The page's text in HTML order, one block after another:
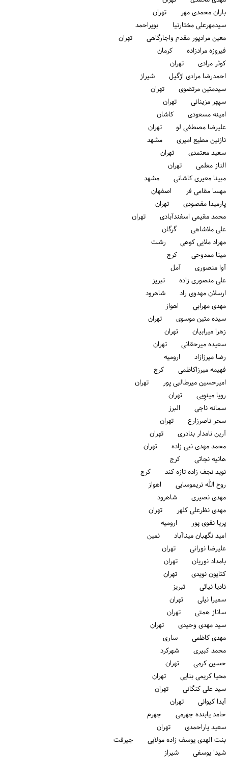
باران محمدی مهر تهران
سیدمهرعلی مختارنیا بویراحمد
معین مرادپور مقدم واجارگاهی تهران
فیروزه مرادزاده كرمان
کوثر مرادی تهران
احمدرضا مرادی اژگیل شیراز
سیدمتین مرتضوی تهران
سپهر مزینانی تهران
امینه مسعودی كاشان
علیرضا مصطفی لو تهران
نازنین مطیع امیری مشهد
سعید معتمدی تهران
الناز معلمی تهران
مبینا معیری کاشانی مشهد
مهسا مقامی فر اصفهان
پارمیدا مقصودی تهران
محمد مقیمی اسفندآبادی تهران
علی ملاشاهی گرگان
مهراد ملایی کوهی رشت
مینا ممدوحی كرج
آوا منصوری آمل
علی منصوری زاده تبریز
ارسلان مهدوی راد شاهرود
مهدی مهرابی اهواز
سیده متین موسوی تهران
زهرا میرابیان تهران
سعیده میرحقانی تهران
رضا میرزازاد ارومیه
فهیمه میرزاکاظمی كرج
امیرحسین میرطالبی پور تهران
رویا مینوِِیی تهران
سمانه ناجی البرز
سحر ناصرزارع تهران
آرین نامدار بنادری تهران
محمد مهدی نبی زاده تهران
هانیه نجاتی كرج
نوید نجف زاده تازه کند كرج
روح الله نریموسایی اهواز
مهدی نصیری شاهرود
مهدی نظرعلی کلهر تهران
پریا نقوی پور ارومیه
امید نگهبان میناآباد نمین
علیرضا نورانی تهران
بامداد نوریان تهران
کتایون نویدی تهران
نادیا نیائی تبریز
سمیرا نیلی تهران
ساناز همتی تهران
سید مهدی وحیدی تهران
مهدی کاظمی ساری
محمد کبیری شهركرد
حسین کرمی تهران
محیا کریمی بنایی تهران
سید علی کنگانی تهران
آیدا کیوانی تهران
حامد یابنده جهرمی جهرم
سعید یاراحمدی تهران
بنت الهدی یوسف زاده مولایی جیرفت
شیدا یوسفی شیراز